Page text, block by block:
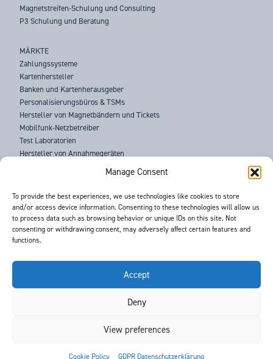
Manage Consent
To provide the best experiences, we use technologies like cookies to store
and/or access device information. Consenting to these technologies will allow us
to process data such as browsing behavior or unique IDs on this site. Not
consenting or withdrawing consent, may adversely affect certain features and
functions.
Accept
Deny
View preferences
Cookie Policy GDPR Datenschutzerklärung
Magnetstreifen-Schulung und Consulting
P3 Schulung und Beratung
MÄRKTE
Zahlungssysteme
Kartenhersteller
Banken und Kartenherausgeber
Personalisierungsbüros & TSMs
Hersteller von Magnetbändern und Tickets
Mobilfunk-Netzbetreiber
Test Laboratorien
Hersteller von Annahmegeräten
Strafverfolgungsbehörden
ÜBER UNS
SUPPORT
NEUIGKEITEN
VERANSTALTUNGEN
BEDINGUNGEN & KONDITIONEN
GDPR DATENSCHUTZERKLÄRUNG
